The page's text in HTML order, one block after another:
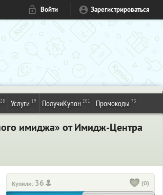
Войти Зарегистрироваться
28 Услуги 19 ПолучиКупон 201 Промокоды 73
имиджа» от Имидж-Центра
Купили: 36 (0)